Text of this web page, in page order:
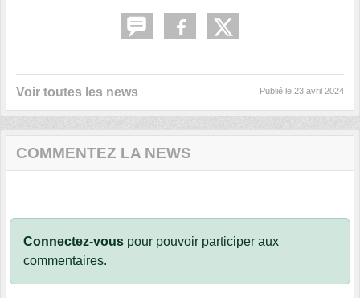
Voir toutes les news Publié le 23 avril 2024
COMMENTEZ LA NEWS
Connectez-vous pour pouvoir participer aux
commentaires.